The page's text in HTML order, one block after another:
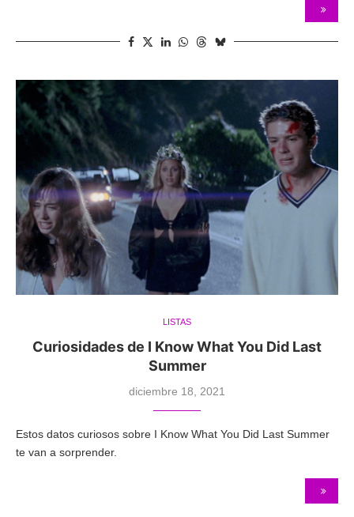
LISTAS
Curiosidades de I Know What You Did Last
Summer
diciembre 18, 2021
Estos datos curiosos sobre I Know What You Did Last Summer
te van a sorprender.